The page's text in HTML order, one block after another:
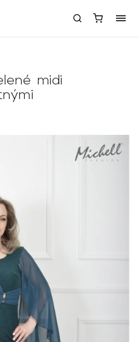
midi